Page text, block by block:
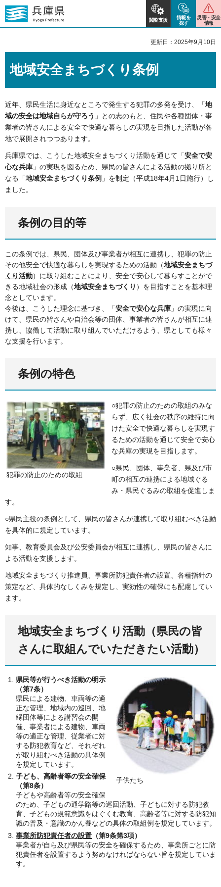
閲覧支援
情報を
探す
災害・安全
情報
更新日：2025年9月10日
地域安全まちづくり条例
近年、県民生活に身近なところで発生する犯罪の多発を受け、「地
域の安全は地域自らが守ろう 」との志のもと、住民や各種団体・事
業者の皆さんによる安全で快適な暮らしの実現を目指した活動が各
地で展開されつつあります。
兵庫県では、こうした地域安全まちづくり活動を通じて「安全で安
心な兵庫 」の実現を図るため、県民の皆さんによる活動の拠り所と
なる「地域安全まちづくり条例 」を制定（平成18年4月1日施行）し
ました。
条例の目的等
この条例では、県民、団体及び事業者が相互に連携し、犯罪の防止
その他安全で快適な暮らしを実現するための活動（地域安全まちづ
くり活動）に取り組むことにより、安全で安心して暮らすことがで
きる地域社会の形成（地域安全まちづくり ）を目指すことを基本理
念としています。
今後は、こうした理念に基づき、「安全で安心な兵庫 」の実現に向
けて、県民の皆さんや自治会等の団体、事業者の皆さんが相互に連
携し、協働して活動に取り組んでいただけるよう、県としても様々
な支援を行います。
条例の特色
犯罪の防止のための取組
○犯罪の防止のための取組のみな
らず、広く社会の秩序の維持に向
けた安全で快適な暮らしを実現す
るための活動を通じて安全で安心
な兵庫の実現を目指します。
○県民、団体、事業者、県及び市
町の相互の連携による地域ぐる
み・県民ぐるみの取組を促進しま
す。
○県民主役の条例として、県民の皆さんが連携して取り組むべき活動
を具体的に規定しています。
知事、教育委員会及び公安委員会が相互に連携し、県民の皆さんに
よる活動を支援します。
地域安全まちづくり推進員、事業所防犯責任者の設置、各種指針の
策定など、具体的なしくみを規定し、実効性の確保にも配慮してい
ます。
地域安全まちづくり活動（県民の皆
さんに取組んでいただきたい活動）
子供たち
県民等が行うべき活動の明示
（第7条）
県民による建物、車両等の適
正な管理、地域内の巡回、地
縁団体等による講習会の開
催、事業者による建物、車両
等の適正な管理、従業者に対
する防犯教育など、それぞれ
が取り組むべき活動の具体例
を規定しています。
子ども、高齢者等の安全確保
（第8条）
子どもや高齢者等の安全確保
のため、子どもの通学路等の巡回活動、子どもに対する防犯教
育、子どもの規範意識をはぐくむ教育、高齢者等に対する防犯知
識の普及・意識のかん養などの具体の取組例を規定しています。
事業所防犯責任者の設置 （第9条第3項）
事業者が自ら及び県民等の安全を確保するため、事業所ごとに防
犯責任者を設置するよう努めなければならない旨を規定していま
す。